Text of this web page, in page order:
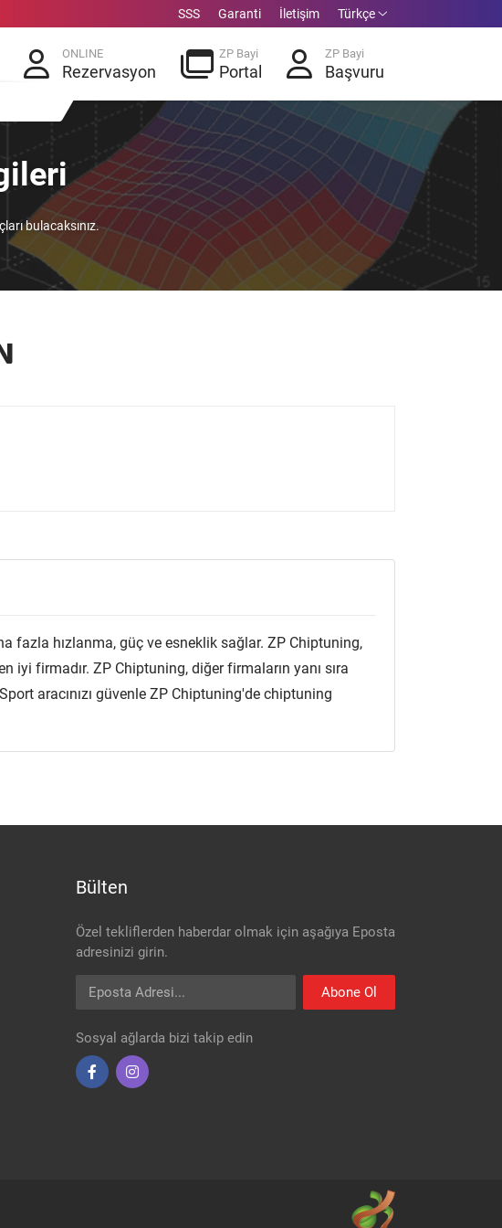
SSS Garanti İletişim Türkçe
ONLINE
Rezervasyon
ZP Bayi
Portal
ZP Bayi
Başvuru
bulacaksınız.
fazla hızlanma, güç ve esneklik sağlar. ZP Chiptuning,
iyi firmadır. ZP Chiptuning, diğer firmaların yanı sıra
aracınızı güvenle ZP Chiptuning'de chiptuning
Bülten
Özel tekliflerden haberdar olmak için aşağıya Eposta
adresinizi girin.
Eposta Adresi
Abone Ol
Sosyal ağlarda bizi takip edin